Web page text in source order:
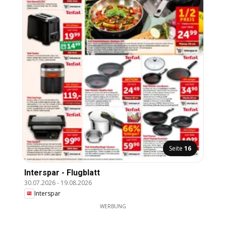
Seite 16
Interspar - Flugblatt
30.07.2026- 19.08.2026
Interspar
WERBUNG